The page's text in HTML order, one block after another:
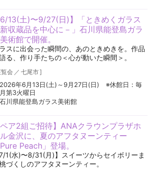
6/13(土)〜9/27(日)】「ときめくガラス
新収蔵品を中心に－」石川県能登島ガラ
術館で開催。
スに出会った瞬間の、あのときめきを。作品
る、作り手たちの＜心が動いた瞬間＞。
覧会 ／ 七尾市]
2026年6月13日(土)～9月27日(日) ※休館日：毎
月第3火曜日
石川県能登島ガラス美術館
ペア2組ご招待】ANAクラウンプラザホ
金沢に、夏のアフタヌーンティー
Pure Peach」登場。
7/1(水)〜8/31(月)】スイーツからセイボリーま
づくしのアフタヌーンティー。